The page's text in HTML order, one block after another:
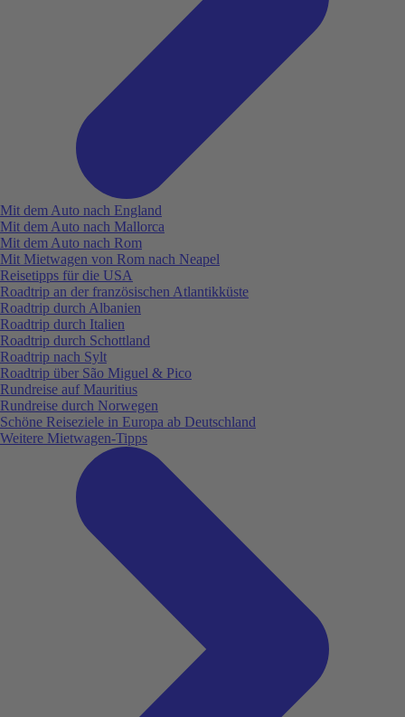
Mit dem Auto nach England
Mit dem Auto nach Mallorca
Mit dem Auto nach Rom
Mit Mietwagen von Rom nach Neapel
Reisetipps für die USA
Roadtrip an der französischen Atlantikküste
Roadtrip durch Albanien
Roadtrip durch Italien
Roadtrip durch Schottland
Roadtrip nach Sylt
Roadtrip über São Miguel & Pico
Rundreise auf Mauritius
Rundreise durch Norwegen
Schöne Reiseziele in Europa ab Deutschland
Weitere Mietwagen-Tipps